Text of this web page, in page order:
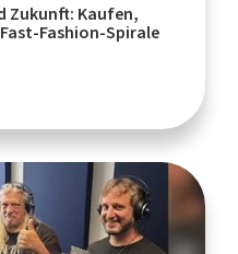
Zukunft: Kaufen,
Fashion-Spirale